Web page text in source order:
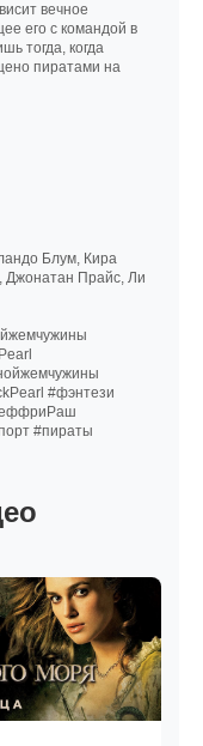
вечное
его с командой в
тогда, когда
пиратами на
Блум, Кира
Джонатан Прайс, Ли
#фэнтези
#пираты